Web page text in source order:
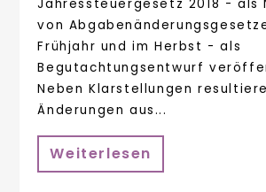
Jahressteuergesetz 2018 - als
von
Frühjahr und im Herbst - als
Begutachtungsentwurf
Neben Klarstellungen
Änderungen aus...
Weiterlesen